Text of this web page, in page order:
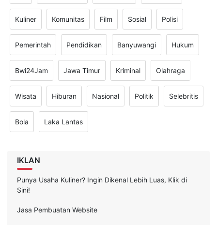
Kuliner Komunitas Film Sosial Polisi
Pemerintah Pendidikan Banyuwangi Hukum
Bwi24Jam Jawa Timur Kriminal Olahraga
Wisata Hiburan Nasional Politik Selebritis
Bola Laka Lantas
IKLAN
Punya Usaha Kuliner? Ingin Dikenal Lebih Luas, Klik di
Sini!
Jasa Pembuatan Website